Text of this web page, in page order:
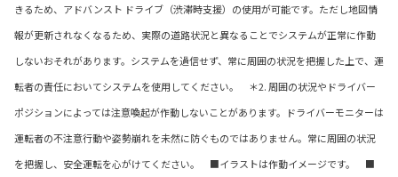
きるため、アドバンスト ドライブ（渋滞時支援）の使用が可能です。ただし地図情
報が更新されなくなるため、実際の道路状況と異なることでシステムが正常に作動
しないおそれがあります。システムを過信せず、常に周囲の状況を把握した上で、運
転者の責任においてシステムを使用してください。 ＊2. 周囲の状況やドライバー
ポジションによっては注意喚起が作動しないことがあります。ドライバーモニターは
運転者の不注意行動や姿勢崩れを未然に防ぐものではありません。常に周囲の状況
を把握し、安全運転を心がけてください。 ■イラストは作動イメージです。 ■